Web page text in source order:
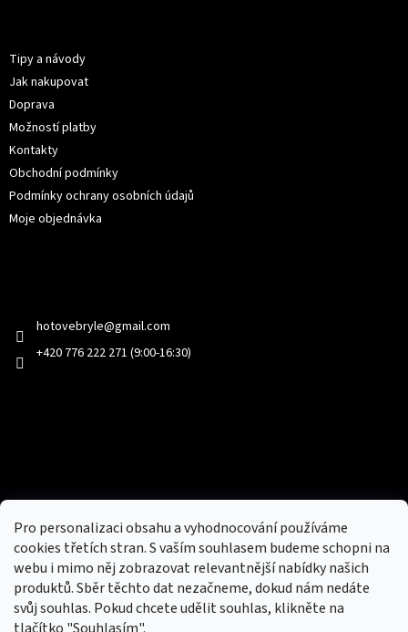
Pro personalizaci obsahu a vyhodnocování používáme
cookies třetích stran. S vaším souhlasem budeme schopni na
webu i mimo něj zobrazovat relevantnější nabídky našich
produktů. Sběr těchto dat nezačneme, dokud nám nedáte
svůj souhlas. Pokud chcete udělit souhlas, klikněte na
Tipy a návody
Jak nakupovat
Doprava
Možností platby
Kontakty
Obchodní podmínky
Podmínky ochrany osobních údajů
Moje objednávka
hotovebryle@gmail.com
+420 776 222 271 (9:00-16:30)